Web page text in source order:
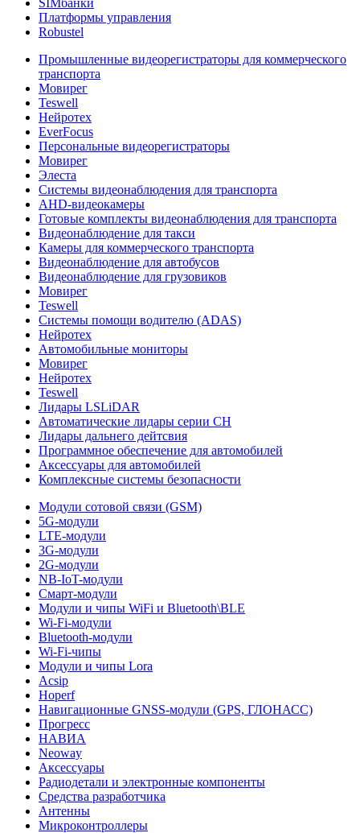
SIMбанки
Платформы управления
Robustel
Промышленные видеорегистраторы для коммерческого
транспорта
Мовирег
Teswell
Нейротех
EverFocus
Персональные видеорегистраторы
Мовирег
Элеста
Системы видеонаблюдения для транспорта
AHD-видеокамеры
Готовые комплекты видеонаблюдения для транспорта
Видеонаблюдение для такси
Камеры для коммерческого транспорта
Видеонаблюдение для автобусов
Видеонаблюдение для грузовиков
Мовирег
Teswell
Системы помощи водителю (ADAS)
Нейротех
Автомобильные мониторы
Мовирег
Нейротех
Teswell
Лидары LSLiDAR
Автоматические лидары серии CH
Лидары дальнего дейтсвия
Программное обеспечение для автомобилей
Аксессуары для автомобилей
Комплексные системы безопасности
Модули сотовой связи (GSM)
5G-модули
LTE-модули
3G-модули
2G-модули
NB-IoT-модули
Смарт-модули
Модули и чипы WiFi и Bluetooth\BLE
Wi-Fi-модули
Bluetooth-модули
Wi-Fi-чипы
Модули и чипы Lora
Acsip
Hoperf
Навигационные GNSS-модули (GPS, ГЛОНАСС)
Прогресс
НАВИА
Neoway
Аксессуары
Радиодетали и электронные компоненты
Средства разработчика
Антенны
Микроконтроллеры